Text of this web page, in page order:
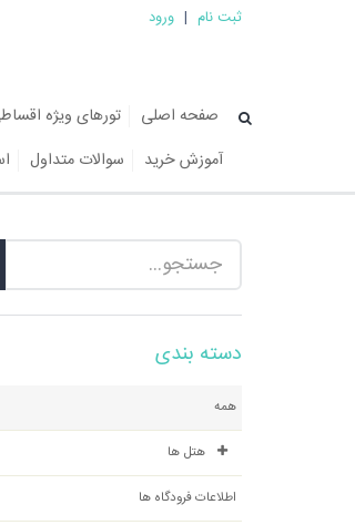
ثبت نام | ورود
صفحه اصلی تورهای ویژه
آموزش خرید
سوالات متداول
دسته بندی
همه
هتل ها
اطلاعات فرودگاه ها